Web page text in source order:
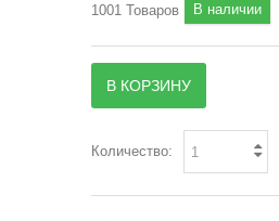
1001 Товаров В наличии
В КОРЗИНУ
Количество: